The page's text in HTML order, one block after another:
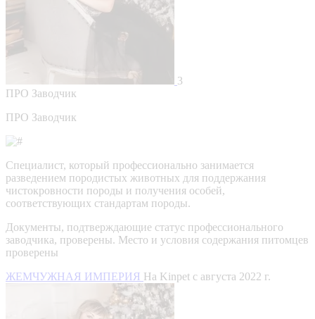
3
ПРО Заводчик
ПРО Заводчик
Специалист, который профессионально занимается
разведением породистых животных для поддержания
чистокровности породы и получения особей,
соответствующих стандартам породы.
Документы, подтверждающие статус профессионального
заводчика, проверены. Место и условия содержания питомцев
проверены
ЖЕМЧУЖНАЯ ИМПЕРИЯ На Kinpet c августа 2022 г.